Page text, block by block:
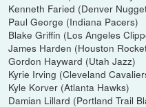
Kenneth Faried (Denver
Paul George (Indiana Pacers)
Blake Griffin (Los Angeles
James Harden (Houston
Gordon Hayward (Utah Jazz)
Kyrie Irving (Cleveland
Kyle Korver (Atlanta Hawks)
Damian Lillard (Portland Trail